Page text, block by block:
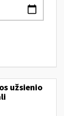
užsienio